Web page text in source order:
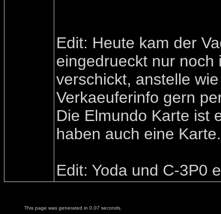
Edit: Heute kam der
eingedrueckt nur noch
verschickt, anstelle
Verkaeuferinfo gern
Die Elmundo Karte ist
haben auch eine Karte.
Edit: Yoda und C-3P0
This page was generated in 0.07 seconds.